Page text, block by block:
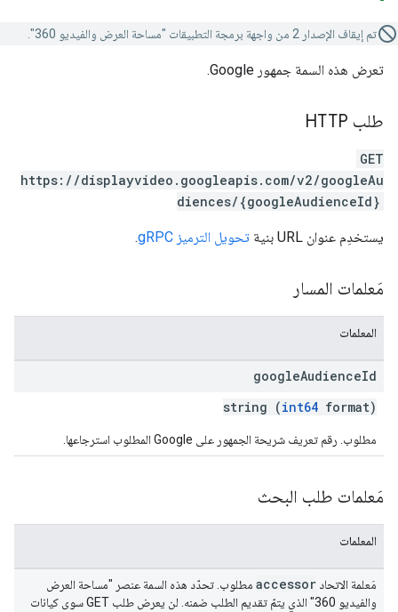
تم إيقاف الإصدار 2 من واجهة برمجة التطبيقات "مساحة العرض والفيديو 360".
تعرض هذه السمة جمهور Google.
طلب HTTP
GET
https://displayvideo.googleapis.com/v2/googleAu
diences/{googleAudienceId}
يستخدِم عنوان URL بنية تحويل الترميز gRPC .
مَعلمات المسار
المعلمات
googleAudienceId
string (int64 format)
مطلوب. رقم تعريف شريحة الجمهور على Google المطلوب استرجاعها.
مَعلمات طلب البحث
المعلمات
مَعلمة الاتحاد accessor مطلوب. تحدّد هذه السمة عنصر "مساحة العرض
والفيديو 360" الذي يتمّ تقديم الطلب ضمنه. لن يعرض طلب GET سوى كيانات